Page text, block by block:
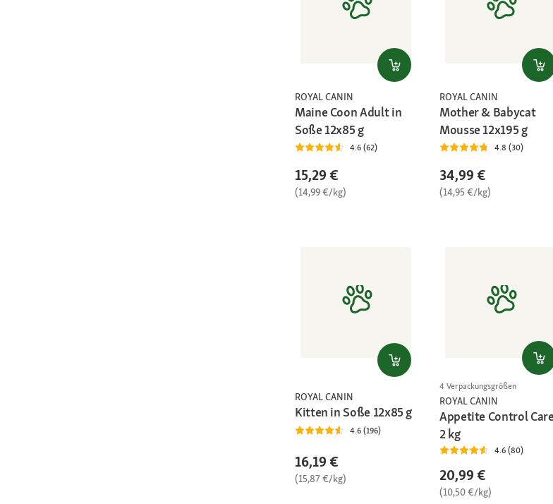
ROYAL CANIN
Maine Coon Adult in
Soße 12x85 g
4.6 (62)
15,29 €
(14,99 €/kg)
ROYAL CANIN
Mother & Babycat
Mousse 12x195 g
4.8 (30)
34,99 €
(14,95 €/kg)
ROYAL CANIN
Kitten in Soße 12x85 g
4.6 (196)
16,19 €
(15,87 €/kg)
4 Verpackungsgrößen
ROYAL CANIN
Appetite Control Care
2 kg
4.6 (80)
20,99 €
(10,50 €/kg)